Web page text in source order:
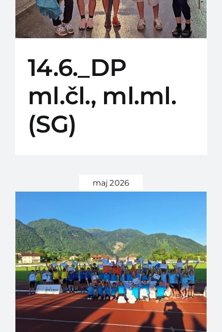
14.6._DP
ml.čl., ml.ml.
(SG)
maj 2026